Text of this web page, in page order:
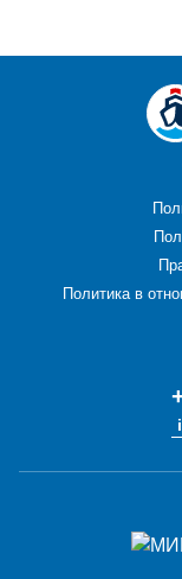
Политика в